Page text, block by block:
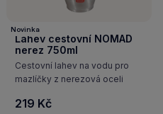
Novinka
Lahev cestovní NOMAD
nerez 750ml
Cestovní lahev na vodu pro
mazlíčky z nerezová oceli
219 Kč